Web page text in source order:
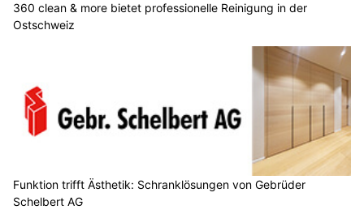
360 clean & more bietet professionelle Reinigung in der
Ostschweiz
Funktion trifft Ästhetik: Schranklösungen von Gebrüder
Schelbert AG